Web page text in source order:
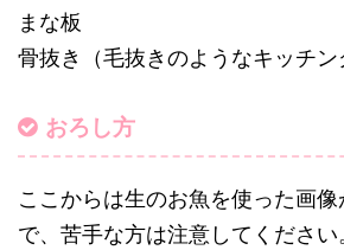
まな板
骨抜き（毛抜きのようなキッチン
おろし方
ここからは生のお魚を使った画
で、苦手な方は注意してください